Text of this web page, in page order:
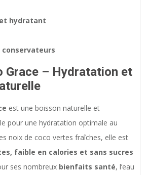
hydratant
Grace – Hydratation et
est une boisson naturelle et
pour une hydratation optimale au
noix de coco vertes fraîches, elle est
faible en calories et sans sucres
ses nombreux bienfaits santé, l’eau